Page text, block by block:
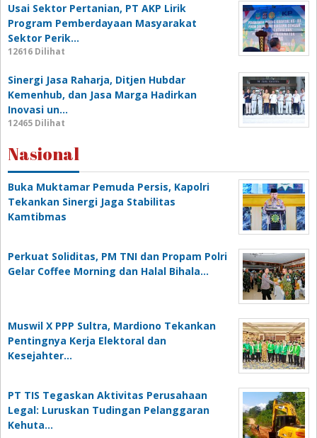
Usai Sektor Pertanian, PT AKP Lirik
Program Pemberdayaan Masyarakat
Sektor Perik…
12616 Dilihat
Sinergi Jasa Raharja, Ditjen Hubdar
Kemenhub, dan Jasa Marga Hadirkan
Inovasi un…
12465 Dilihat
Nasional
Buka Muktamar Pemuda Persis, Kapolri
Tekankan Sinergi Jaga Stabilitas
Kamtibmas
Perkuat Soliditas, PM TNI dan Propam Polri
Gelar Coffee Morning dan Halal Bihala…
Muswil X PPP Sultra, Mardiono Tekankan
Pentingnya Kerja Elektoral dan
Kesejahter…
PT TIS Tegaskan Aktivitas Perusahaan
Legal: Luruskan Tudingan Pelanggaran
Kehuta…